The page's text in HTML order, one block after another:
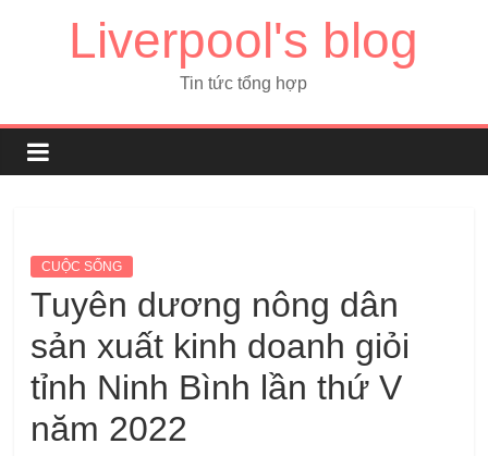
Liverpool's blog
Tin tức tổng hợp
CUỘC SỐNG
Tuyên dương nông dân
sản xuất kinh doanh giỏi
tỉnh Ninh Bình lần thứ V
năm 2022